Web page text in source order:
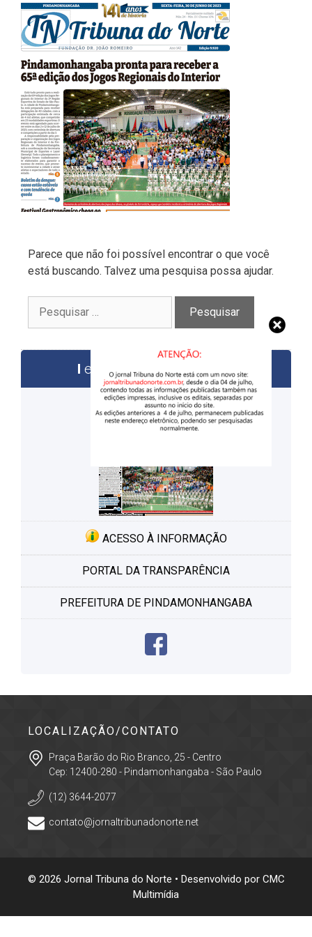
Parece que não foi possível encontrar o que você
está buscando. Talvez uma pesquisa possa ajudar.
por:
edições anteriores
ACESSO À INFORMAÇÃO
PORTAL DA TRANSPARÊNCIA
PREFEITURA DE PINDAMONHANGABA
LOCALIZAÇÃO/CONTATO
Praça Barão do Rio Branco, 25 - Centro
Cep: 12400-280 - Pindamonhangaba - São Paulo
(12) 3644-2077
contato@jornaltribunadonorte.net
© 2026 Jornal Tribuna do Norte • Desenvolvido por CMC
Multimídia